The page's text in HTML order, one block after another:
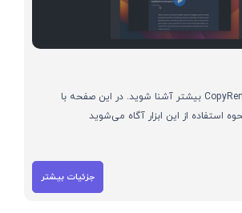
با هوش مصنوعی CopyRemix بیشتر آشنا شوید. در این صفحه با
استفاده از این ابزار آگاه می‌شوید
جزئیات بیشتر